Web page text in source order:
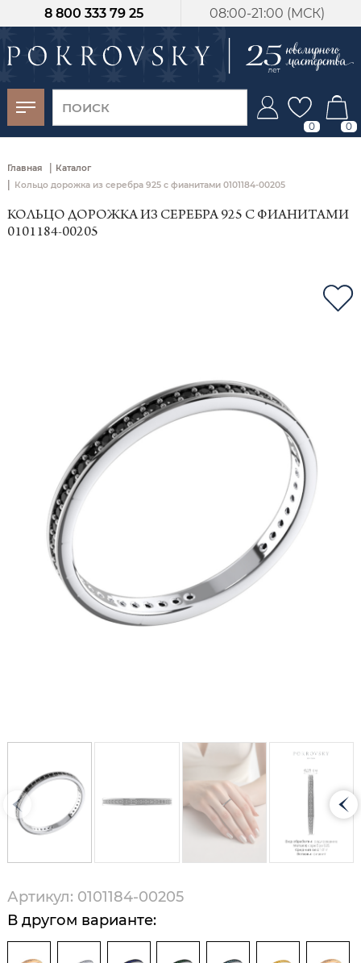
08:00-21:00 (МСК)
8 800 333 79 25
0 0
Главная | Каталог
| Кольцо дорожка из серебра 925 с фианитами 0101184-00205
КОЛЬЦО ДОРОЖКА ИЗ СЕРЕБРА 925 С ФИАНИТАМИ
0101184-00205
Артикул: 0101184-00205
В другом варианте:
-30%
от 15 дней с
момента оплаты